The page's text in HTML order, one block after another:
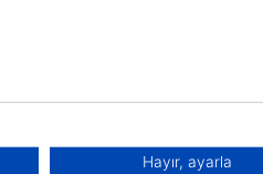
Hayır, ayarla